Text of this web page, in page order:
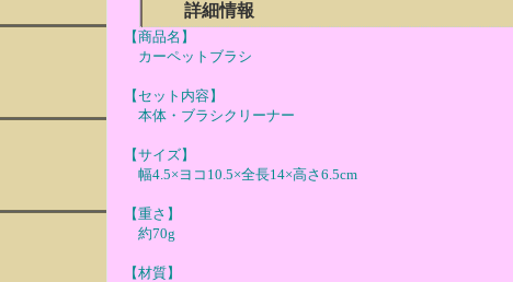
詳細情報
【商品名】
カーペットブラシ
【セット内容】
本体・ブラシクリーナー
【サイズ】
幅4.5×ヨコ10.5×全長14×高さ6.5cm
【重さ】
約70g
【材質】